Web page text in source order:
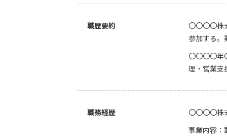
職歴要約
〇〇〇〇株
参加する。
〇〇〇〇年
理・営業支
職務経歴
〇〇〇〇株
事業内容：